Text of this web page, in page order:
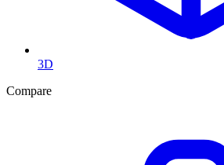
3D
Compare